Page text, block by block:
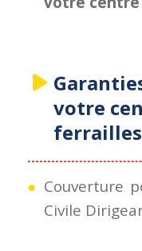
votre
ferrailles
Couverture
Civile